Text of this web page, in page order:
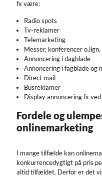
fx være:
Radio spots
Tv-reklamer
Telemarketing
Messer, konferencer o.lign.
Annoncering i dagblade
Annoncering i fagblade og
Direct mail
Busreklamer
Display annoncering fx
Fordele og
onlinemarketing
I mange tilfælde kan
konkurrencedygtigt på pris
altid tilfældet. Derfor er det